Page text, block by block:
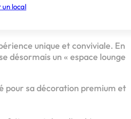
un local
unique et conviviale. En
désormais un « espace lounge
pour sa décoration premium et